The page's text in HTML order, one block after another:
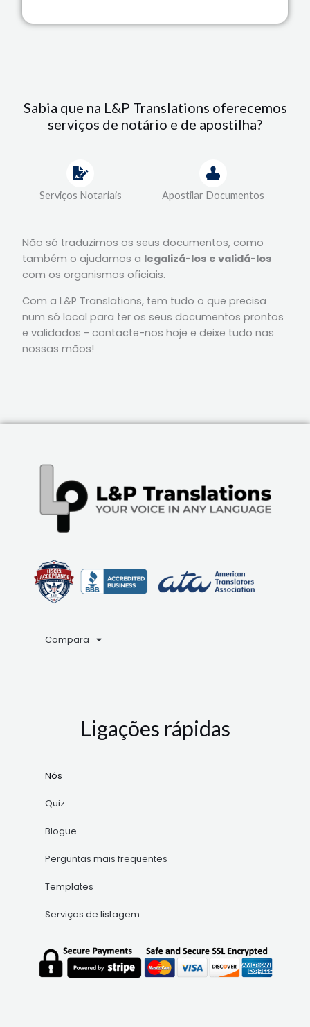
Sabia que na L&P Translations oferecemos
serviços de notário e de apostilha?
Serviços Notariais Apostilar Documentos
Não só traduzimos os seus documentos, como
também o ajudamos a legalizá-los e validá-los
com os organismos oficiais.
Com a L&P Translations, tem tudo o que precisa
num só local para ter os seus documentos prontos
e validados - contacte-nos hoje e deixe tudo nas
nossas mãos!
Compara
Ligações rápidas
Nós
Quiz
Blogue
Perguntas mais frequentes
Templates
Serviços de listagem